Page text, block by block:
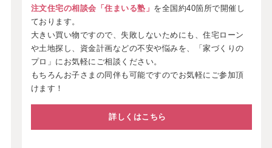
注文住宅の相談会「住まいる塾」 を全国約40箇所で開催し
ております。
大きい買い物ですので、失敗しないためにも、住宅ローン
や土地探し、資金計画などの不安や悩みを、「家づくりの
プロ」にお気軽にご相談ください。
もちろんお子さまの同伴も可能ですのでお気軽にご参加頂
けます！
詳しくはこちら